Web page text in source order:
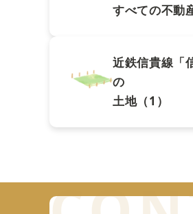
すべての不動
近鉄信貴線「
の
土地（1）